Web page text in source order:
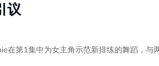
议
在第1集中为女主角示范新排练的舞蹈，